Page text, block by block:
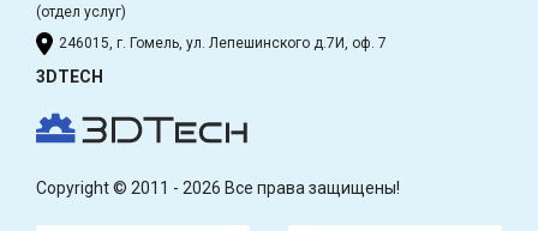
(отдел услуг)
246015, г. Гомель, ул. Лепешинского д.7И, оф. 7
3DTECH
Copyright © 2011 - 2026 Все права защищены!